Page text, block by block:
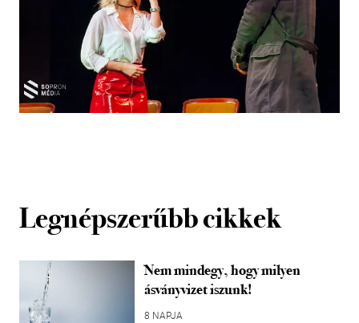
Legnépszerűbb cikkek
Nem mindegy, hogy milyen
ásványvizet iszunk!
8 NAPJA